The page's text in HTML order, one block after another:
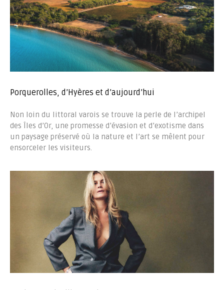
Porquerolles, d’Hyères et d’aujourd’hui
Non loin du littoral varois se trouve la perle de l’archipel
des Îles d’Or, une promesse d’évasion et d’exotisme dans
un paysage préservé où la nature et l’art se mêlent pour
ensorceler les visiteurs.